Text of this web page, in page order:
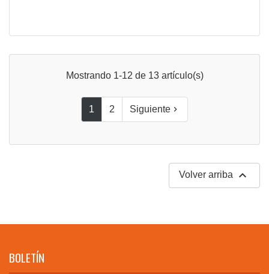
Mostrando 1-12 de 13 artículo(s)
1 2 Siguiente 
Volver arriba 
BOLETÍN